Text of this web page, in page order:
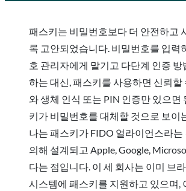
패스키는 비밀번호보다 더 안전하고
록 고안되었습니다. 비밀번호를 입력
호 관리자에게 맡기고 다단계 인증 방
하는 대신, 패스키를 사용하면 신뢰할
와 생체 인식 또는 PIN 인증만 있으면
키가 비밀번호를 대체할 것으로 보이
나는 패스키가 FIDO 얼라이언스라는
의해 설계되고 Apple, Google,
다는 점입니다. 이 세 회사는 이미 브
시스템에 패스키를 지원하고 있으며,